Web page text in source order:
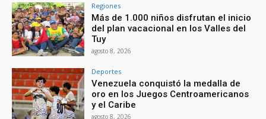
Regiones
Más de 1.000 niños disfrutan el inicio
del plan vacacional en los Valles del
Tuy
agosto 8, 2026
Deportes
Venezuela conquistó la medalla de
oro en los Juegos Centroamericanos
y el Caribe
agosto 8, 2026